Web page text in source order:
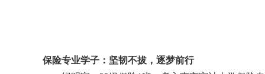
保险专业学子：坚韧不拔，逐梦前行